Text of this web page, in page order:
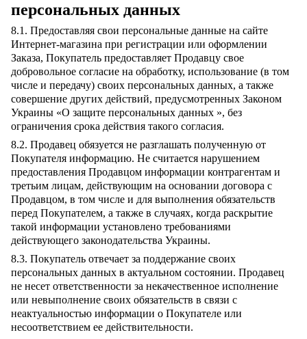
персональных данных
8.1. Предоставляя свои персональные данные на сайте
Интернет-магазина при регистрации или оформлении
Заказа, Покупатель предоставляет Продавцу свое
добровольное согласие на обработку, использование (в том
числе и передачу) своих персональных данных, а также
совершение других действий, предусмотренных Законом
Украины «О защите персональных данных », без
ограничения срока действия такого согласия.
8.2. Продавец обязуется не разглашать полученную от
Покупателя информацию. Не считается нарушением
предоставления Продавцом информации контрагентам и
третьим лицам, действующим на основании договора с
Продавцом, в том числе и для выполнения обязательств
перед Покупателем, а также в случаях, когда раскрытие
такой информации установлено требованиями
действующего законодательства Украины.
8.3. Покупатель отвечает за поддержание своих
персональных данных в актуальном состоянии. Продавец
не несет ответственности за некачественное исполнение
или невыполнение своих обязательств в связи с
неактуальностью информации о Покупателе или
несоответствием ее действительности.